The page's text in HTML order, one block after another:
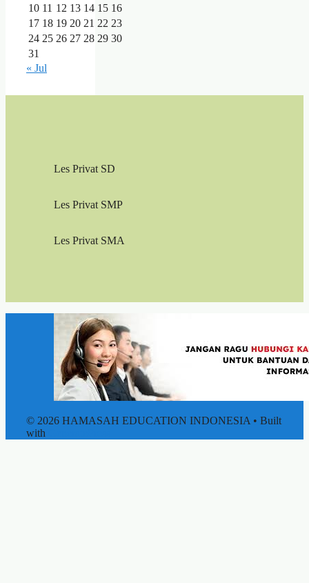
10 11 12 13 14 15 16
17 18 19 20 21 22 23
24 25 26 27 28 29 30
31
« Jul
Les Privat SD
Les Privat SMP
Les Privat SMA
© 2026 HAMASAH EDUCATION INDONESIA• Built
with